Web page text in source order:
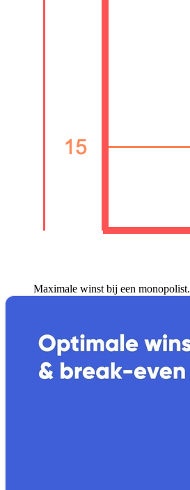
Maximale winst bij een monopolist.